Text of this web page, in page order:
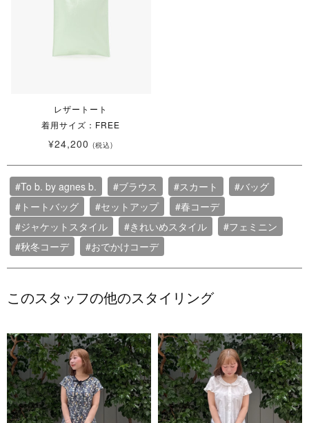
レザートート
着用サイズ：FREE
¥24,200 (税込)
#To b. by agnes b. #ブラウス #スカート
#バッグ
#トートバッグ
#セットアップ
#春コーデ
#ジャケットスタイル
#きれいめスタイル
#フェミニン
#秋冬コーデ
#おでかけコーデ
このスタッフの他のスタイリング